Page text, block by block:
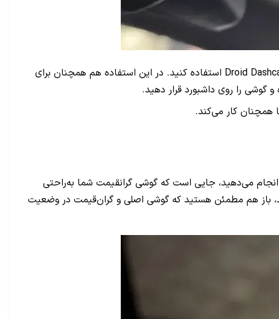
برای انجام کار به یک برنامه اختصاصی نیاز دارید و در حالی که تعداد برنامه‌های فعلی کم هم نیستند، پیشنهاد می‌کنیم از اپلیکیشن Droid Dashcam استفاده کنید. در این استفاده هم همچنان برای
و گوشی را روی داشبورد قرار دهید.
همچنان کار می‌کند.
گوشی ثانویه برای بسیاری از افراد مفید می‌تواند کاربری بالایی داشته باشد. اگر ورزش‌های طولانی‌مدت مانند دوچرخه‌سواری یا کوه‌نوردی انجام می‌دهید، جایی است که گوشی گران‎قیمت شما به‌راحتی
باز هم مطمئن هستید که گوشی اصلی و گران‌قیمت در وضعیت